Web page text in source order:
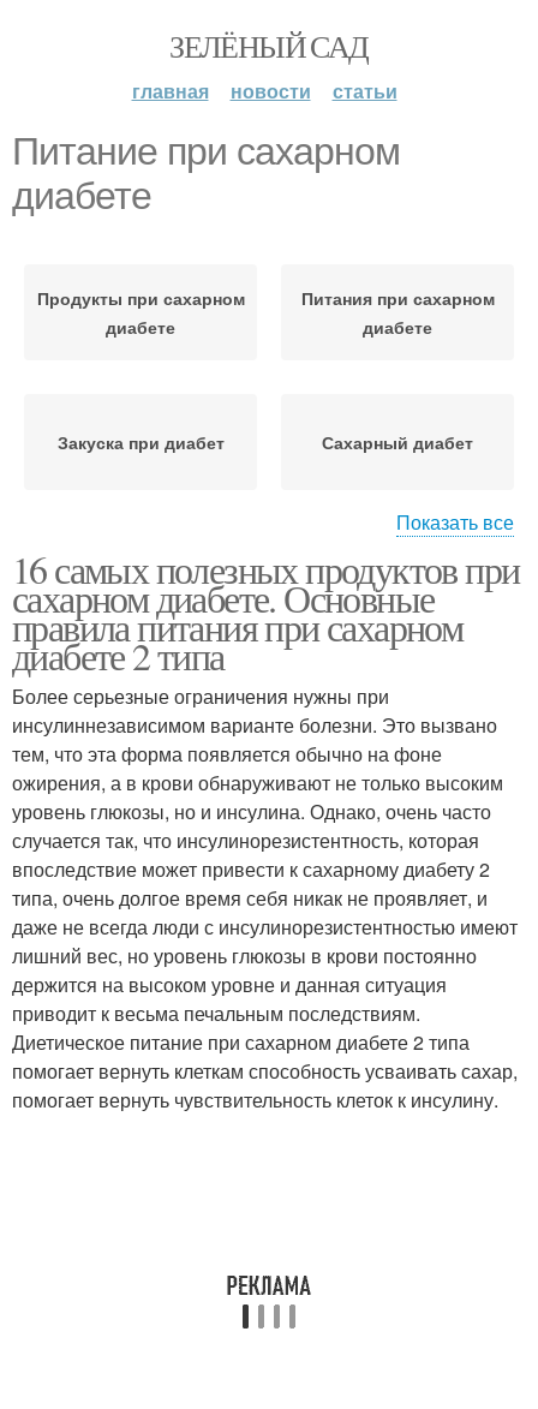
ЗЕЛЁНЫЙ САД
главная новости статьи
Питание при сахарном
диабете
Продукты при сахарном
диабете
Питания при сахарном
диабете
Закуска при диабет Сахарный диабет
Терапия при сахарном
диабете
Гестационный диабет
Показать все
16 самых полезных продуктов при
сахарном диабете. Основные
правила питания при сахарном
диабете 2 типа
Более серьезные ограничения нужны при
инсулиннезависимом варианте болезни. Это вызвано
тем, что эта форма появляется обычно на фоне
ожирения, а в крови обнаруживают не только высоким
уровень глюкозы, но и инсулина. Однако, очень часто
случается так, что инсулинорезистентность, которая
впоследствие может привести к сахарному диабету 2
типа, очень долгое время себя никак не проявляет, и
даже не всегда люди с инсулинорезистентностью имеют
лишний вес, но уровень глюкозы в крови постоянно
держится на высоком уровне и данная ситуация
приводит к весьма печальным последствиям.
Диетическое питание при сахарном диабете 2 типа
помогает вернуть клеткам способность усваивать сахар,
помогает вернуть чувствительность клеток к инсулину.